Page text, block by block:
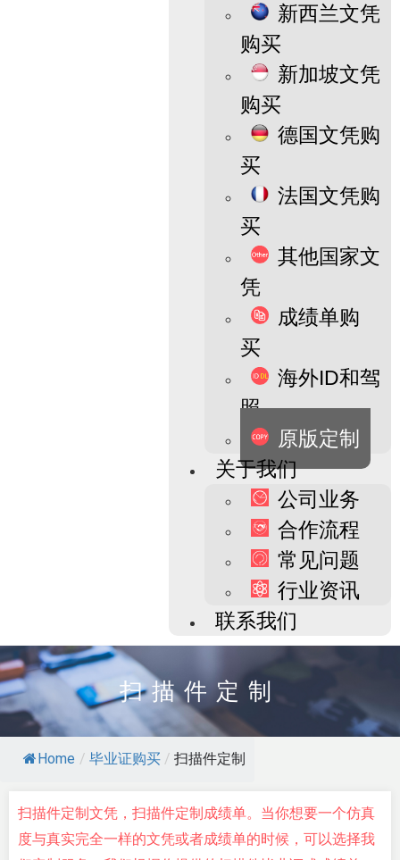
新西兰文凭
购买
新加坡文凭
购买
德国文凭购
买
法国文凭购
买
其他国家文
凭
成绩单购
买
海外ID和驾
照
原版定制
关于我们
公司业务
合作流程
常见问题
行业资讯
联系我们
扫描件定制
Home / 毕业证购买 / 扫描件定制
扫描件定制文凭，扫描件定制成绩单。当你想要一个仿真
度与真实完全一样的文凭或者成绩单的时候，可以选择我